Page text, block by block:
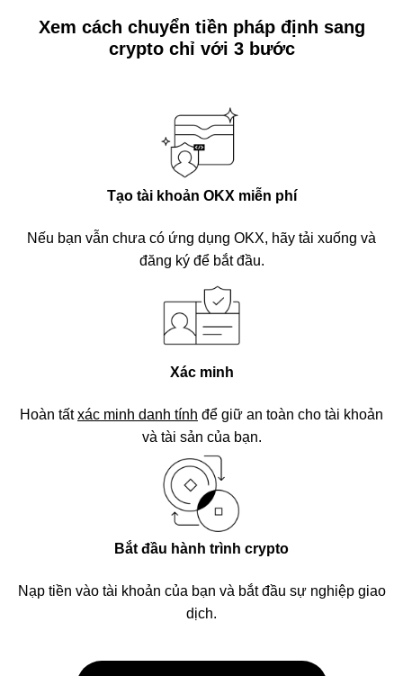
Xem cách chuyển tiền pháp định sang
crypto chỉ với 3 bước
Tạo tài khoản OKX miễn phí
Nếu bạn vẫn chưa có ứng dụng OKX, hãy tải xuống và
đăng ký để bắt đầu.
Xác minh
Hoàn tấtxác minh danh tính để giữ an toàn cho tài khoản
và tài sản của bạn.
Bắt đầu hành trình crypto
Nạp tiền vào tài khoản của bạn và bắt đầu sự nghiệp giao
dịch.